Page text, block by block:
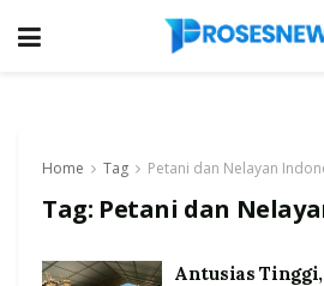
Home Tag Petani dan Nelayan
Tag: Petani dan
Antusias